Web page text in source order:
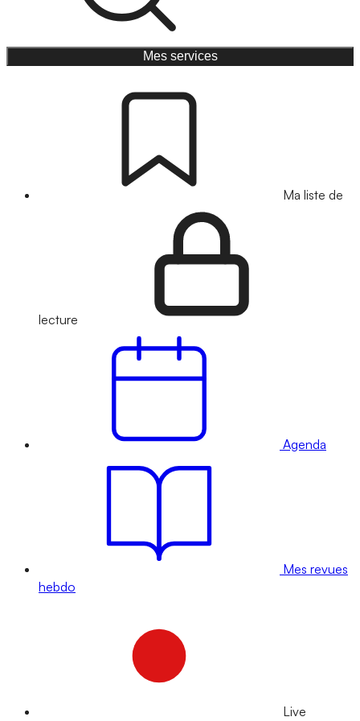
Mes services
Ma liste de
lecture
Agenda
Mes revues
hebdo
Live